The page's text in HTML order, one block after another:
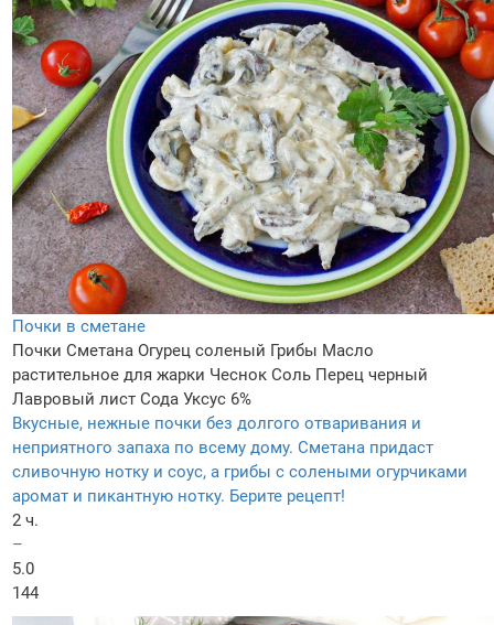
Почки в сметане
Почки Сметана Огурец соленый Грибы Масло
растительное для жарки Чеснок Соль Перец черный
Лавровый лист Сода Уксус 6%
Вкусные, нежные почки без долгого отваривания и
неприятного запаха по всему дому. Сметана придаст
сливочную нотку и соус, а грибы с солеными огурчиками
аромат и пикантную нотку. Берите рецепт!
2 ч.
–
5.0
144